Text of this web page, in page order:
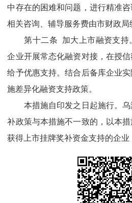
中存在的困难和问题，进行精准
相关咨询、辅导服务费由市财政局
第十二条 加大上市融资支持
企业开展常态化融资对接，在授
给予优惠支持。结合后备库企业
施差异化融资支持政策。
本措施自印发之日起施行。乌
补政策与本措施不一致的，以本
获得上市挂牌奖补资金支持的企业